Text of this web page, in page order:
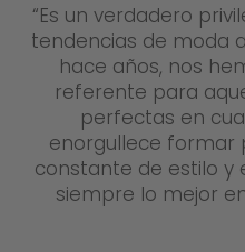
“Es un verdadero
tendencias de moda
hace años, nos
referente para
perfectas en
enorgullece formar
constante de estilo y
siempre lo mejor